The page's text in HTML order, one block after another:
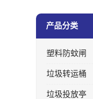
产品分类
塑料防蚊闸
垃圾转运桶
垃圾投放亭